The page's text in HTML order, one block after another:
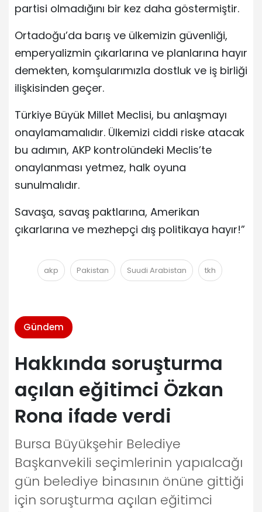
partisi olmadığını bir kez daha göstermiştir.
Ortadoğu’da barış ve ülkemizin güvenliği,
emperyalizmin çıkarlarına ve planlarına hayır
demekten, komşularımızla dostluk ve iş birliği
ilişkisinden geçer.
Türkiye Büyük Millet Meclisi, bu anlaşmayı
onaylamamalıdır. Ülkemizi ciddi riske atacak
bu adımın, AKP kontrolündeki Meclis’te
onaylanması yetmez, halk oyuna
sunulmalıdır.
Savaşa, savaş paktlarına, Amerikan
çıkarlarına ve mezhepçi dış politikaya hayır!”
akp Pakistan Suudi Arabistan tkh
Gündem
Hakkında soruşturma
açılan eğitimci Özkan
Rona ifade verdi
Bursa Büyükşehir Belediye
Başkanvekili seçimlerinin yapıalcağı
gün belediye binasının önüne gittiği
için soruşturma açılan eğitimci